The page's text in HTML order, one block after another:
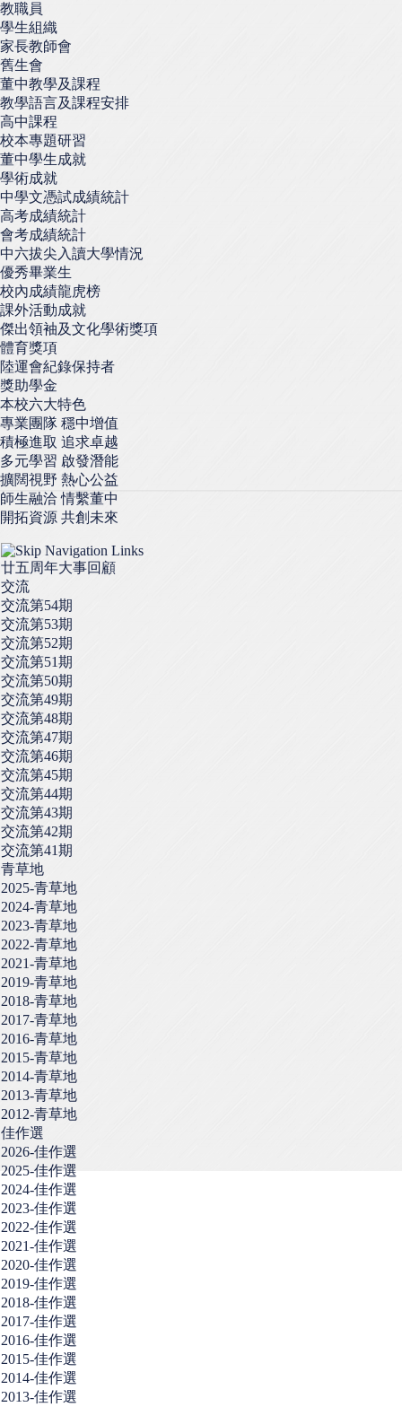
教職員
學生組織
家長教師會
舊生會
董中教學及課程
教學語言及課程安排
高中課程
校本專題研習
董中學生成就
學術成就
中學文憑試成績統計
高考成績統計
會考成績統計
中六拔尖入讀大學情況
優秀畢業生
校內成績龍虎榜
課外活動成就
傑出領袖及文化學術獎項
體育獎項
陸運會紀錄保持者
獎助學金
本校六大特色
專業團隊 穩中增值
積極進取 追求卓越
多元學習 啟發潛能
擴闊視野 熱心公益
師生融洽 情繫董中
開拓資源 共創未來
廿五周年大事回顧
交流
交流第54期
交流第53期
交流第52期
交流第51期
交流第50期
交流第49期
交流第48期
交流第47期
交流第46期
交流第45期
交流第44期
交流第43期
交流第42期
交流第41期
青草地
2025-青草地
2024-青草地
2023-青草地
2022-青草地
2021-青草地
2019-青草地
2018-青草地
2017-青草地
2016-青草地
2015-青草地
2014-青草地
2013-青草地
2012-青草地
佳作選
2026-佳作選
2025-佳作選
2024-佳作選
2023-佳作選
2022-佳作選
2021-佳作選
2020-佳作選
2019-佳作選
2018-佳作選
2017-佳作選
2016-佳作選
2015-佳作選
2014-佳作選
2013-佳作選